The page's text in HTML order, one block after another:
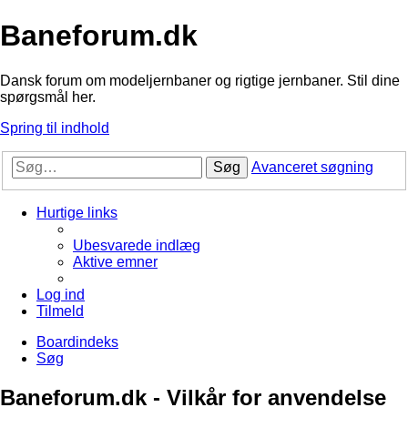
Baneforum.dk
Dansk forum om modeljernbaner og rigtige jernbaner. Stil dine
spørgsmål her.
Spring til indhold
Søg Avanceret søgning
Hurtige links
Ubesvarede indlæg
Aktive emner
Log ind
Tilmeld
Boardindeks
Søg
Baneforum.dk - Vilkår for anvendelse